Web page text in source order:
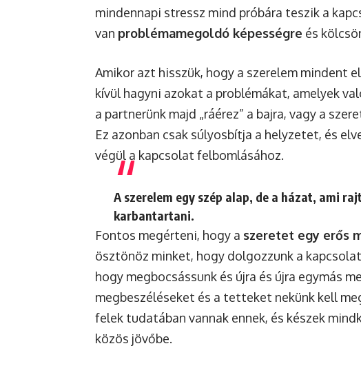
mindennapi stressz mind próbára teszik a
van problémamegoldó képességre és
Amikor azt hisszük, hogy a szerelem mindent
kívül hagyni azokat a problémákat, amelyek
a partnerünk majd „ráérez” a bajra, vagy a
Ez azonban csak súlyosbítja a helyzetet, és
végül a kapcsolat felbomlásához.
A szerelem egy szép alap, de a házat, ami
karbantartani.
Fontos megérteni, hogy a szeretet egy erős
ösztönöz minket, hogy dolgozzunk a
hogy megbocsássunk és újra és újra egymás
megbeszéléseket és a tetteket nekünk kell
felek tudatában vannak ennek, és készek
közös jövőbe.